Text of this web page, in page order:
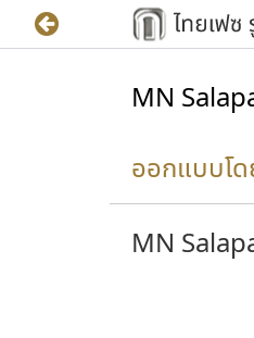
MN
ออกแบบโ
MN